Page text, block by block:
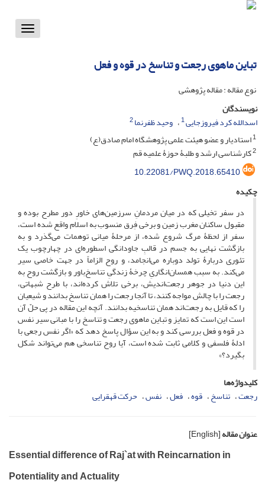
Toggle
تباین ماهوی رجعت و تناسخ در قوه و فعل
نوع مقاله : مقاله پژوهشی
نویسندگان
اسدالله کرد فیروزجایی1 وحید ظفرنما2
1استادیار و عضو هیئت علمی پژوهشگاه امام صادق(ع)
2کارشناسی ارشد و طلبۀ حوزۀ علمیه قم
10.22081/PWQ.2018.65410
چکیده
در سفر تخیلی که در میان مردمانِ سرزمین‌های خاورِ دور مطرح بوده و
مقبول ساکنان مغرب زمین و برخی فِرق منسوب به اسلام واقع شده است،
سفر از لحظۀ مرگ شروع شده، از مرحلۀ میانی توهمات می‌گذرد و به
بازگشت نهایی به جسم در قالبِ جاودانگی اسطوره‌ای در چهارچوب یک
تئوری دربارۀ تولد دوباره می‌انجامد، و روح الزاماً در جهت خاصی سیر
می‌کند. به سبب همسان‌انگاریِ چرخۀ زندگیِ تناسخ‌باور و بازگشت روح به
این دنیا در جوهر رجعت‌اندیش، برخی تلاش کرده‌اند، با طرح شبهاتی،
رجعت را با چالش مواجه کنند، تا آنجا رجعت را همان تناسخ بدانند و شیعیان
را که قایل به رجعت‌اند همان تناسخیه بدانند. آنچه این مقاله در پی حلّ آن
است این است که تمایز و تباین ماهوی رجعت و تناسخ را با مبانی سیر نفس
در قوه و فعل بررسی کند و به این سؤال پاسخ دهد که «اگر نفس رجعی با
ادلۀ فلسفی و کلامی ثابت شده است، آیا روح تناسخی هم می‌تواند شکل
بگیرد؟»
کلیدواژه‌ها
رجعت تناسخ قوه فعل نفس حرکت قهقرایی
عنوان مقاله[English]
Essential difference of Raj`at with Reincarnation in
Potentiality and Actuality